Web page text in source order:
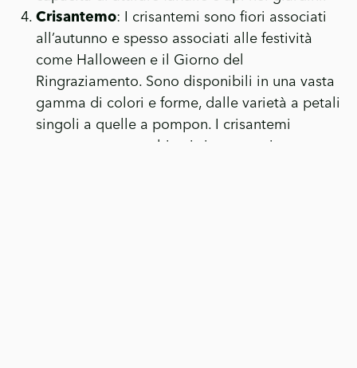
Crisantemo: I crisantemi sono fiori associati
all’autunno e spesso associati alle festività
come Halloween e il Giorno del
Ringraziamento. Sono disponibili in una vasta
gamma di colori e forme, dalle varietà a petali
singoli a quelle a pompon. I crisantemi
possono essere coltivati sia come piante